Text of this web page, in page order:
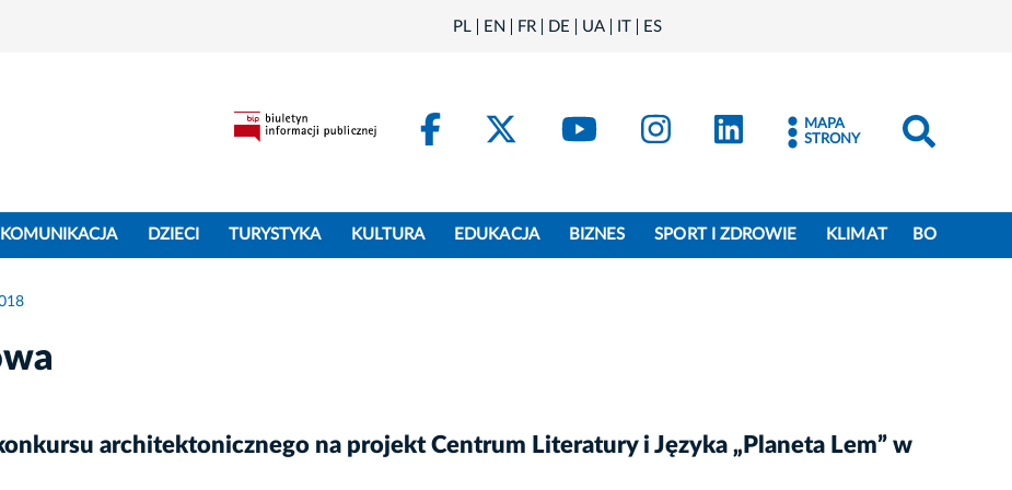
PL EN FR DE UA IT ES
FacebookKraków - X
Kraków - YouTube
Kraków - Instagram
Kraków - LinkedIn
MAPA
STRONY
KOMUNIKACJA DZIECI TURYSTYKA KULTURA EDUKACJA BIZNES SPORT I ZDROWIE KLIMAT BO
architektonicznego na projekt Centrum Literatury i Języka „Planeta Lem” w